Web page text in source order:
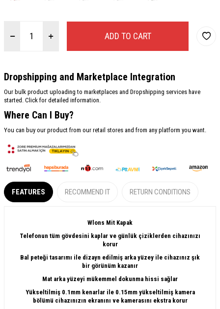
ADD TO CART
Dropshipping and Marketplace Integration
Our bulk product uploading to marketplaces and Dropshipping services have
started. Click for detailed information.
Where Can I Buy?
You can buy our product from our retail stores and from any platform you want.
FEATURES RECOMMEND IT RETURN CONDITIONS
Wlons Mit Kapak
Telefonun tüm gövdesini kaplar ve günlük çiziklerden cihazınızı
korur
Bal peteği tasarımı ile dizayn edilmiş arka yüzey ile cihazınız şık
bir görünüm kazanır
Mat arka yüzeyi mükemmel dokunma hissi sağlar
Yükseltilmiş 0.1mm kenarlar ile 0.15mmyükseltilmiş kamera
bölümü cihazınızın ekranını ve kamerasını ekstra korur